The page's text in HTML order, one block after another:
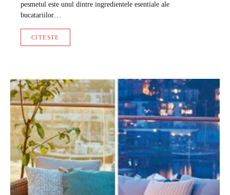
pesmetul este unul dintre ingredientele esentiale ale
bucatariilor…
CITESTE